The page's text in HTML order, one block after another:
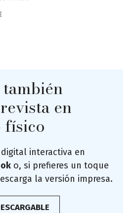
en
interactiva en
o, si prefieres un toque
la versión impresa.